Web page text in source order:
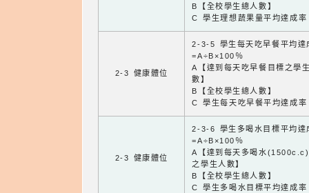
B【全校學生總人數】
C 學生理想蔬果量平均達成率
2-3 健康體位
2-3-5 學生每天吃早餐平均達
=A÷B×100％
A【達到每天吃早餐目標之學
數】
B【全校學生總人數】
C 學生每天吃早餐平均達成率
2-3 健康體位
2-3-6 學生多喝水目標平均達
=A÷B×100％
A【達到每天多喝水
之學生人數】
B【全校學生總人數】
C 學生多喝水目標平均達成率